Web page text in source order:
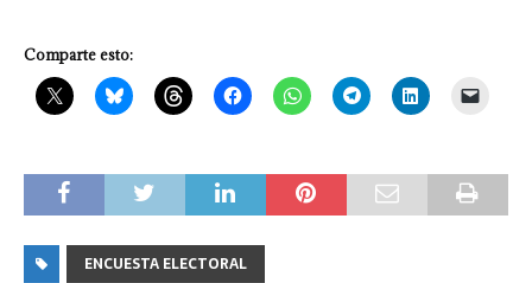
Comparte esto:
ENCUESTA ELECTORAL